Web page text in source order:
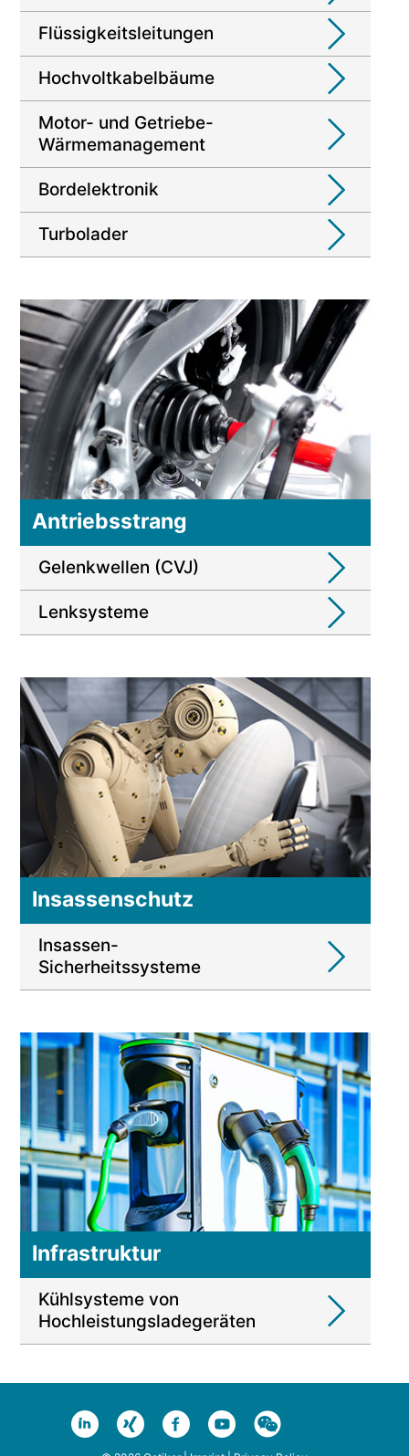
Flüssigkeitsleitungen
Hochvoltkabelbäume
Motor- und Getriebe-
Wärmemanagement
Bordelektronik
Turbolader
Antriebsstrang
Gelenkwellen (CVJ)
Lenksysteme
Insassenschutz
Insassen-
Sicherheitssysteme
Infrastruktur
Kühlsysteme von
Hochleistungsladegeräten